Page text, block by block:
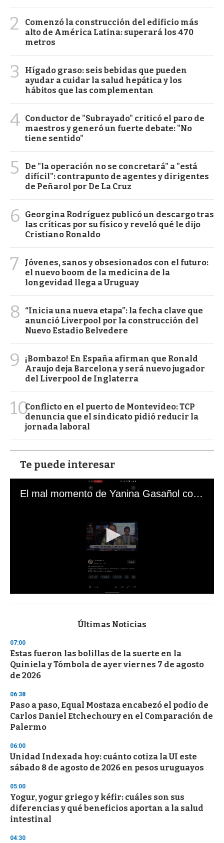
2
Comenzó la construcción del edificio más
alto de América Latina: superará los 470
metros
3
Hígado graso: seis bebidas que pueden
ayudar a cuidar la salud hepática y los
hábitos que las complementan
4 Conductor de "Subrayado" criticó el paro de
maestros y generó un fuerte debate: "No
tiene sentido"
5
De "la operación no se concretará" a "está
difícil": contrapunto de agentes y dirigentes
de Peñarol por De La Cruz
6
Georgina Rodríguez publicó un descargo tras
las críticas por su físico y reveló qué le dijo
Cristiano Ronaldo
7
Jóvenes, sanos y obsesionados con el futuro:
el nuevo boom de la medicina de la
longevidad llega a Uruguay
8
“Inicia una nueva etapa”: la fecha clave que
anunció Liverpool por la construcción del
Nuevo Estadio Belvedere
9
¡Bombazo! En España afirman que Ronald
Araujo deja Barcelona y será nuevo jugador
del Liverpool de Inglaterra
10Conflicto en el puerto de Montevideo: TCP
denuncia que el sindicato pidió reducir la
jornada laboral
Te puede interesar
El mal momento de Yanina Gasañol con un hincha argentino en "Subrayado"
s
d
s
o
f
3
s
e
c
o
n
Últimas Noticias
07:00
Estas fueron las bolillas de la suerte en la
Quiniela y Tómbola de ayer viernes 7 de agosto
de 2026
06:38
Paso a paso, Equal Mostaza encabezó el podio de
Carlos Daniel Etchechoury en el Comparación de
Palermo
06:00
Unidad Indexada hoy: cuánto cotiza la UI este
sábado 8 de agosto de 2026 en pesos uruguayos
05:00
Yogur, yogur griego y kéfir: cuáles son sus
diferencias y qué beneficios aportan a la salud
intestinal
04:30